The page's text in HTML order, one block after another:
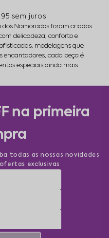
sem juros
dos Namorados foram criados
delicadeza, conforto e
modelagens que
encantadores, cada peça é
especiais ainda mais
e apaixonantes em cada
na primeira
todas as nossas novidades
exclusivas